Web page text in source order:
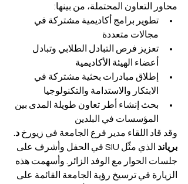
محاور التعاون المحتملة، من بينها:
تطوير برامج أكاديمية مشتركة في
مجالات متعددة
تعزيز فرص التبادل الطلابي وتبادل
أعضاء الهيئة الأكاديمية
إطلاق مبادرات بحثية مشتركة في
الابتكار والاستدامة والتكنولوجيا
بحث إنشاء أطر تعاون طويلة المدى بين
المؤسسات في البلدين
وقد قاد اللقاء مدير فرع الجامعة في زيورخ د.
برياند
الذي مثّل SIU في الحفل وأشرف على
جلسات الحوار مع الوفد الزائر. وأسهمت هذه
الزيارة في ترسيخ رؤية الجامعة القائمة على